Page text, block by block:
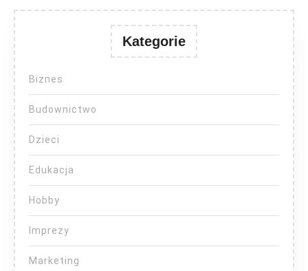
Kategorie
Biznes
Budownictwo
Dzieci
Edukacja
Hobby
Imprezy
Marketing